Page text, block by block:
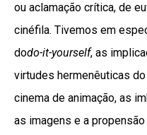
ou aclamação crítica, de
cinéfila. Tivemos em
dodo-it-yourself, as
virtudes hermenêuticas do
cinema de animação, as
as imagens e a